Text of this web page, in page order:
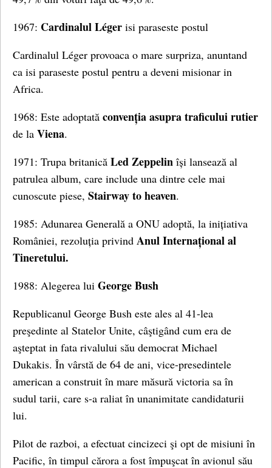
1967: Cardinalul Léger isi paraseste postul
Cardinalul Léger provoaca o mare surpriza, anuntand
ca isi paraseste postul pentru a deveni misionar in
Africa.
1968: Este adoptată convenția asupra traficului rutier
de la Viena.
1971: Trupa britanică Led Zeppelin își lansează al
patrulea album, care include una dintre cele mai
cunoscute piese, Stairway to heaven.
1985: Adunarea Generală a ONU adoptă, la inițiativa
României, rezoluția privind Anul Internațional al
Tineretului.
1988: Alegerea lui George Bush
Republicanul George Bush este ales al 41-lea
preşedinte al Statelor Unite, câştigând cum era de
aşteptat in fata rivalului său democrat Michael
Dukakis. În vârstă de 64 de ani, vice-presedintele
american a construit în mare măsură victoria sa în
sudul tarii, care s-a raliat în unanimitate candidaturii
lui.
Pilot de razboi, a efectuat cincizeci şi opt de misiuni în
Pacific, în timpul cărora a fost împuşcat în avionul său